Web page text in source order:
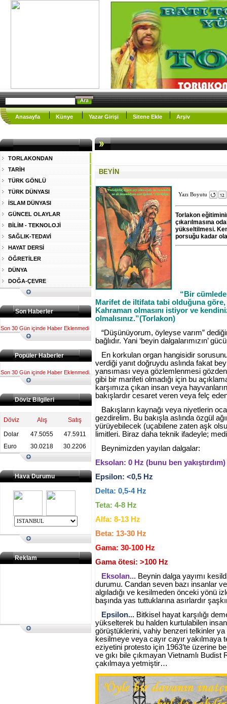
Anasayfa Künye Yazar Girişi Sitene Ekle Arşiv
BEYİN
Yazı Boyutu
Torlakon
çıkarılmasına
yükseltilmesi.
porsuğu kadar
“Bir
Marifet de iltifata tabi olduğuna
Kahraman olmasını istiyor ve
olmalısınız.”(Torlakon)
“Düşünüyorum, öyleyse varım”
bağlıdır. Yani ‘beyin dalgalarımızın’
En korkulan organ hangisidir
verdiği yanıt doğruydu aslında fakat
yansıması veya gözlemlenmesi
gibi bir marifeti olmadığı için bu
karşımıza çıkan insan veya
bakışlardır cesaret veren veya felç
Bakışların kaynağı veya niyetlerin
gezdirelim. Bu bakışla aslında özgül
yürüyebilecek (uçabilene zaten aşk
limitleri. Biraz daha teknik ifadeyle;
Beynimizden yayılan dalgalar:
Eksolan: 0 Hz (bunu ben yakıştırdım)
Epsilon: <0,5 Hz
Delta: 0,5-4 Hz
Teta: 4-8 Hz
Alfa: 8-13 Hz
Beta: 13-30 Hz
Gama: 30-100 Hz
Gama ötesi: >100 Hz
Eksolan... Beynin dalga yayımı
durumu. Candan seven bazı insanlar
algıladığı ve kesilmeden önceki yönü
başında yas tuttuklarına asırlardır
Epsilon... Bitkisel hayat karşılığı
yükselterek bu halden kurtulabilen
görüştüklerini, vahiy benzeri telkinler ya
kesilmeye veya cayır cayır
eziyetini protesto için 1963’te üzerine
ve gıkı bile çıkmayan Vietnamlı
çakılmaya yetmiştir…
TORLAKONDAN
TARİH
TÜRK GÖNLÜ
TÜRK DÜNYASI
İSLAM DÜNYASI
GÜNCEL OLAYLAR
BİLİM - TEKNOLOJİ
SAĞLIK-TEDAVİ
HAYAT DERSİ
ÖĞRETİLER
DÜNYA
DOĞA-ÇEVRE
Son Haberler
Son 30 Gün içinde Haber Eklenmedi
Popüler Haberler
Son 30 Gün içinde Haber Eklenmedi.
Döviz Bilgileri
Döviz Alış
Satış
Dolar
47.5055
47.5911
Euro
30.0218 30.2206
Hava Durumu
Reklam